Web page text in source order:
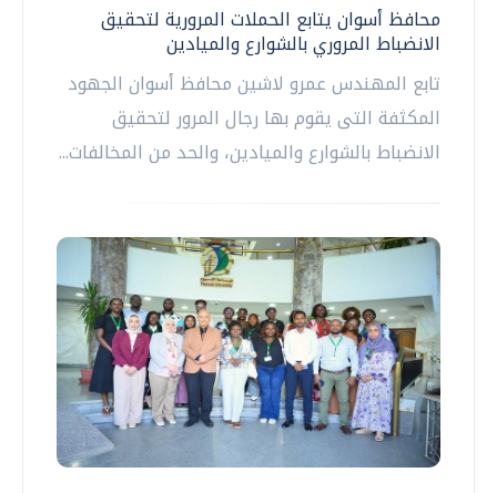
محافظ أسوان يتابع الحملات المرورية لتحقيق
الانضباط المروري بالشوارع والميادين
تابع المهندس عمرو لاشين محافظ أسوان الجهود
المكثفة التى يقوم بها رجال المرور لتحقيق
الانضباط بالشوارع والميادين، والحد من المخالفات...